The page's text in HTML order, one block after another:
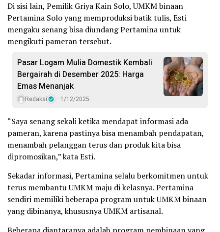
Di sisi lain, Pemilik Griya Kain Solo, UMKM binaan
Pertamina Solo yang memproduksi batik tulis, Esti
mengaku senang bisa diundang Pertamina untuk
mengikuti pameran tersebut.
Pasar Logam Mulia Domestik Kembali
Bergairah di Desember 2025: Harga
Emas Menanjak
Redaksi 1/12/2025
“Saya senang sekali ketika mendapat informasi ada
pameran, karena pastinya bisa menambah pendapatan,
menambah pelanggan terus dan produk kita bisa
dipromosikan,” kata Esti.
Sekadar informasi, Pertamina selalu berkomitmen untuk
terus membantu UMKM maju di kelasnya. Pertamina
sendiri memiliki beberapa program untuk UMKM binaan
yang dibinanya, khususnya UMKM artisanal.